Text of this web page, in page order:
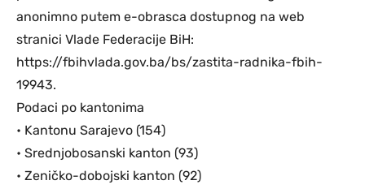
anonimno putem e-obrasca dostupnog na web
stranici Vlade Federacije BiH:
https://fbihvlada.gov.ba/bs/zastita-radnika-fbih-
19943.
Podaci po kantonima
• Kantonu Sarajevo (154)
• Srednjobosanski kanton (93)
• Zeničko-dobojski kanton (92)